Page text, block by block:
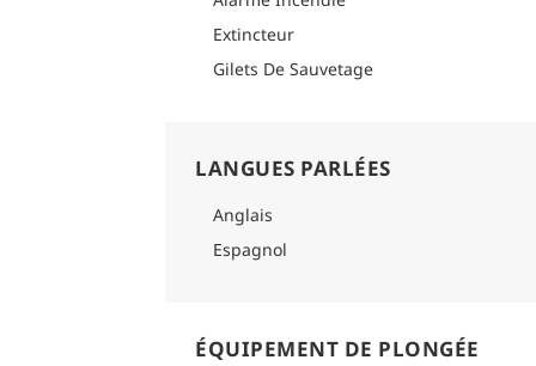
Extincteur
Gilets De Sauvetage
LANGUES PARLÉES
Anglais
Espagnol
ÉQUIPEMENT DE PLONGÉE